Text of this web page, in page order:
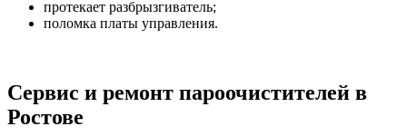
протекает разбрызгиватель;
поломка платы управления.
Сервис и ремонт пароочистителей в
Ростове